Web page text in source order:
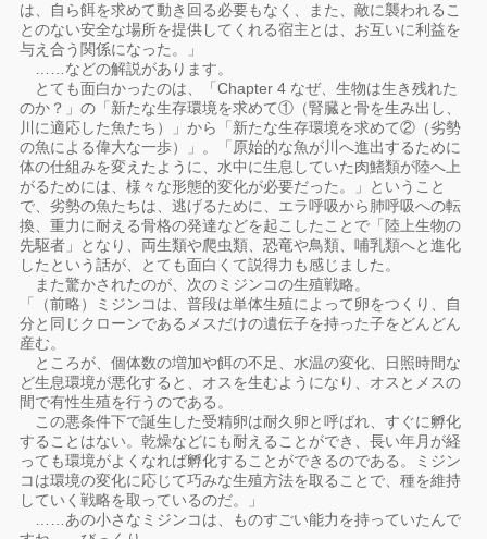
は、自ら餌を求めて動き回る必要もなく、また、敵に襲われるこ
とのない安全な場所を提供してくれる宿主とは、お互いに利益を
与え合う関係になった。」
……などの解説があります。
とても面白かったのは、「Chapter 4 なぜ、生物は生き残れた
のか？」の「新たな生存環境を求めて①（腎臓と骨を生み出し、
川に適応した魚たち）」から「新たな生存環境を求めて②（劣勢
の魚による偉大な一歩）」。「原始的な魚が川へ進出するために
体の仕組みを変えたように、水中に生息していた肉鰭類が陸へ上
がるためには、様々な形態的変化が必要だった。」ということ
で、劣勢の魚たちは、逃げるために、エラ呼吸から肺呼吸への転
換、重力に耐える骨格の発達などを起こしたことで「陸上生物の
先駆者」となり、両生類や爬虫類、恐竜や鳥類、哺乳類へと進化
したという話が、とても面白くて説得力も感じました。
また驚かされたのが、次のミジンコの生殖戦略。
「（前略）ミジンコは、普段は単体生殖によって卵をつくり、自
分と同じクローンであるメスだけの遺伝子を持った子をどんどん
産む。
ところが、個体数の増加や餌の不足、水温の変化、日照時間な
ど生息環境が悪化すると、オスを生むようになり、オスとメスの
間で有性生殖を行うのである。
この悪条件下で誕生した受精卵は耐久卵と呼ばれ、すぐに孵化
することはない。乾燥などにも耐えることができ、長い年月が経
っても環境がよくなれば孵化することができるのである。ミジン
コは環境の変化に応じて巧みな生殖方法を取ることで、種を維持
していく戦略を取っているのだ。」
……あの小さなミジンコは、ものすごい能力を持っていたんで